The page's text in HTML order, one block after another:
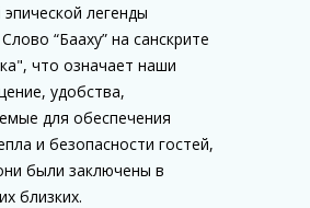
легенды
“Бааху” на санскрите
что означает наши
удобства,
для обеспечения
и безопасности гостей,
были заключены в
близких.